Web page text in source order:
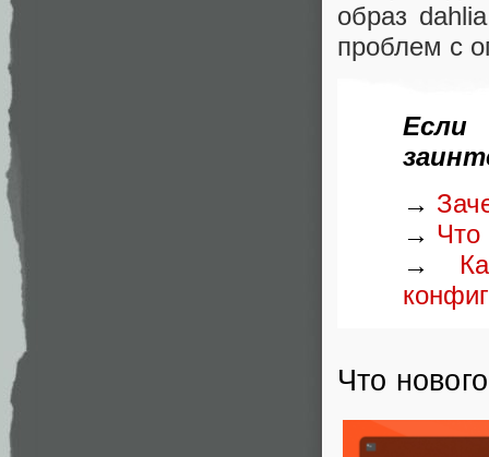
образ
проблем с
→
→ Что
→
Что